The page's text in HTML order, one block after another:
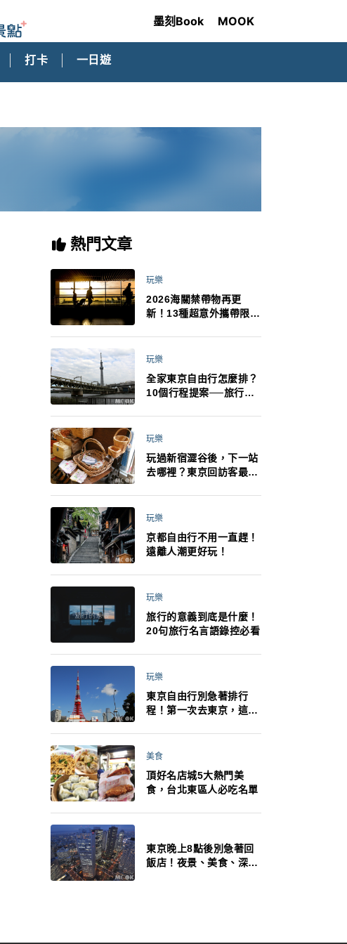
墨刻Book MOOK
打卡 一日遊
熱門文章
玩樂
2026海關禁帶物再更
新！13種超意外攜帶限
最高還罰百萬！注意事項
玩樂
全家東京自由行怎麼排？
10個行程提案──旅行不
法！
玩樂
玩過新宿澀谷後，下一站
去哪裡？東京回訪客最推
玩樂
京都自由行不用一直趕！
遠離人潮更好玩！
玩樂
旅行的意義到底是什麼！
20句旅行名言語錄控必看
玩樂
東京自由行別急著排行
程！第一次去東京，這10
美食
頂好名店城5大熱門美
食，台北東區人必吃名單
東京晚上8點後別急著回
飯店！夜景、美食、深夜